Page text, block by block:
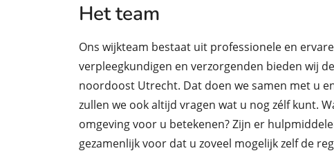
Het team
Ons wijkteam bestaat uit professionele en
verpleegkundigen en verzorgenden bieden wij
noordoost Utrecht. Dat doen we samen met u
zullen we ook altijd vragen wat u nog zélf kunt.
omgeving voor u betekenen? Zijn er
gezamenlijk voor dat u zoveel mogelijk zelf de